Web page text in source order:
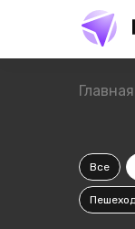
Главная
Все